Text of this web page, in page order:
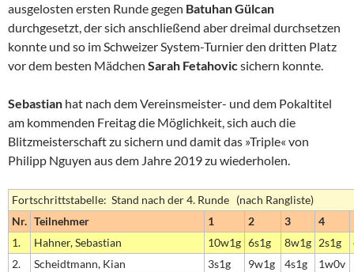
ausgelosten ersten Runde gegen Batuhan Gülcan
durchgesetzt, der sich anschließend aber dreimal durchsetzen
konnte und so im Schweizer System-Turnier den dritten Platz
vor dem besten Mädchen Sarah Fetahovicsichern konnte.
Sebastian hat nach dem Vereinsmeister- und dem Pokaltitel
am kommenden Freitag die Möglichkeit, sich auch die
Blitzmeisterschaft zu sichern und damit das »Triple« von
Philipp Nguyen aus dem Jahre 2019 zu wiederholen.
Fortschrittstabelle: Stand nach der 4. Runde (nach Rangliste)
Nr. Teilnehmer 1 2 3 4
1.
Hahner, Sebastian 10w1g 6s1g 8w1g 2s1g
2.
Scheidtmann, Kian 3s1g 9w1g 4s1g 1w0v